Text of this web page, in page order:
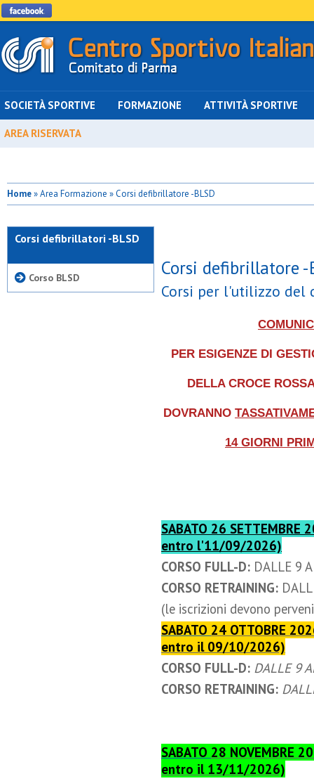
SOCIETÀ SPORTIVE FORMAZIONE ATTIVITÀ SPORTIVE
AREA RISERVATA
Home» Area Formazione » Corsi defibrillatore -BLSD
Corsi defibrillatori -BLSD
Corso BLSD Corsi defibrillatore -
Corsi per l'utilizzo del
PER ESIGENZE DI
DELLA CROCE
DOVRANNO
14 GIORNI
SABATO 26
entro l'11/09/2026)
CORSO FULL-D: DALLE 9
CORSO RETRAINING:
(le iscrizioni devono
SABATO 24 OTTOBRE
entro il 09/10/2026)
CORSO FULL-D: DALLE 9
CORSO RETRAINING:
SABATO 28 NOVEMBRE
entro il 13/11/2026)